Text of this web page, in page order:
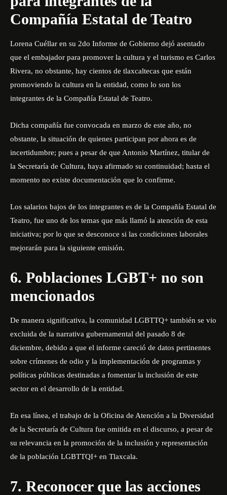
Compañía Estatal de Teatro
Lorena Cuéllar en su 2do Informe de Gobierno dejó asentado
que el embajador para promover la cultura y el turismo es Carlos
Rivera, no obstante, hay cientos de tlaxcaltecas que están
promoviendo la cultura en la entidad, como lo son los
integrantes de la Compañía Estatal de Teatro.
Dicha compañía fue convocada en marzo de este año, no
obstante, la situación de quienes participan por ahora es de
incertidumbre; pues a pesar de que Antonio Martínez, titular de
la Secretaría de Cultura, haya afirmado su continuidad; hasta el
momento no existe documentación que lo confirme.
Los salarios bajos de los integrantes es de la Compañía Estatal de
Teatro, fue uno de los temas que más llamó la atención de esta
iniciativa; por lo que se desconoce si las condiciones laborales
mejorarán para la siguiente emisión.
6. Poblaciones LGBT+ no son
mencionados
De manera significativa, la comunidad LGBTTQ+ también se vio
excluida de la narrativa gubernamental del pasado 8 de
diciembre, debido a que el informe careció de datos pertinentes
sobre crímenes de odio y la implementación de programas y
políticas públicas destinadas a fomentar la inclusión de este
sector en el desarrollo de la entidad.
En esa línea, el trabajo de la Oficina de Atención a la Diversidad
de la Secretaría de Cultura fue omitida en el discurso, a pesar de
su relevancia en la promoción de la inclusión y representación
de la población LGBTTQI+ en Tlaxcala.
7. Reconocer que las acciones